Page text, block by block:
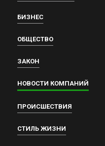
БИЗНЕС
ОБЩЕСТВО
ЗАКОН
НОВОСТИ КОМПАНИЙ
ПРОИСШЕСТВИЯ
СТИЛЬ ЖИЗНИ